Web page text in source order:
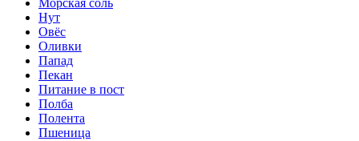
Нут
Овёс
Оливки
Папад
Пекан
Питание в пост
Полба
Полента
Пшеница